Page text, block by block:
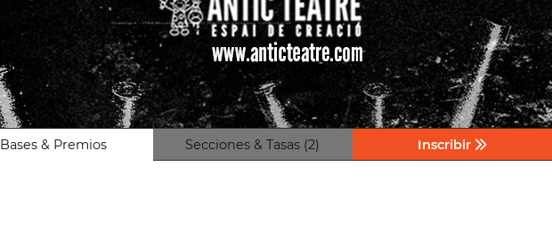
Bases & Premios Secciones & Tasas (2) Inscribir